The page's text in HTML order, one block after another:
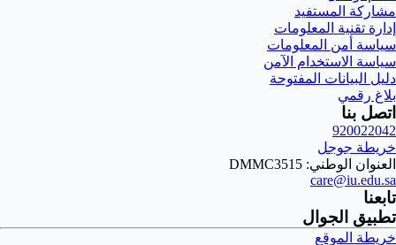
مشاركة المستفيد
إدارة تقنية المعلومات
سياسة أمن المعلومات
سياسة الاستخدام الآمن
دليل البيانات المفتوحة
بلاغ رقمي
اتصل بنا
920022042
خريطة جوجل
العنوان الوطني: DMMC3515
care@iu.edu.sa
تابعنا
تطبيق الجوال
خريطة الموقع